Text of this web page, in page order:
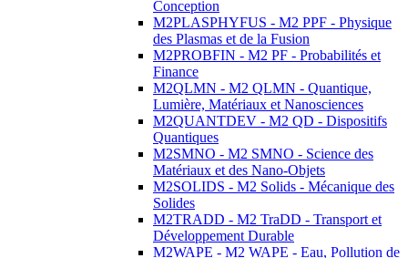
Conception
M2PLASPHYFUS - M2 PPF - Physique
des Plasmas et de la Fusion
M2PROBFIN - M2 PF - Probabilités et
Finance
M2QLMN - M2 QLMN - Quantique,
Lumière, Matériaux et Nanosciences
M2QUANTDEV - M2 QD - Dispositifs
Quantiques
M2SMNO - M2 SMNO - Science des
Matériaux et des Nano-Objets
M2SOLIDS - M2 Solids - Mécanique des
Solides
M2TRADD - M2 TraDD - Transport et
Développement Durable
M2WAPE - M2 WAPE - Eau, Pollution de